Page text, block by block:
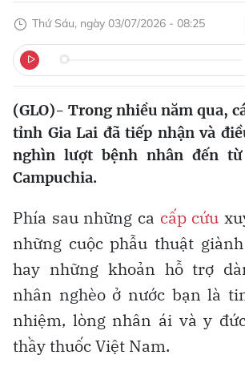
Thứ Sáu, ngày 03/07/2026 - 08:25
(GLO)- Trong nhiều năm qua,
tỉnh Gia Lai đã tiếp nhận và
nghìn lượt bệnh nhân đến
Campuchia.
Phía sau những ca cấp cứu
những cuộc phẫu thuật
hay những khoản hỗ trợ
nhân nghèo ở nước bạn là
nhiệm, lòng nhân ái và y
thầy thuốc Việt Nam.